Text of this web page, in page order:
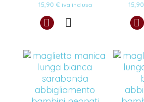
15,90 € iva inclusa 15,90